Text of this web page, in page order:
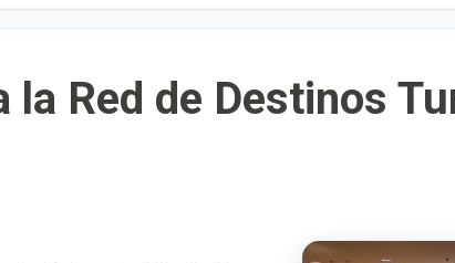
la Red de Destinos